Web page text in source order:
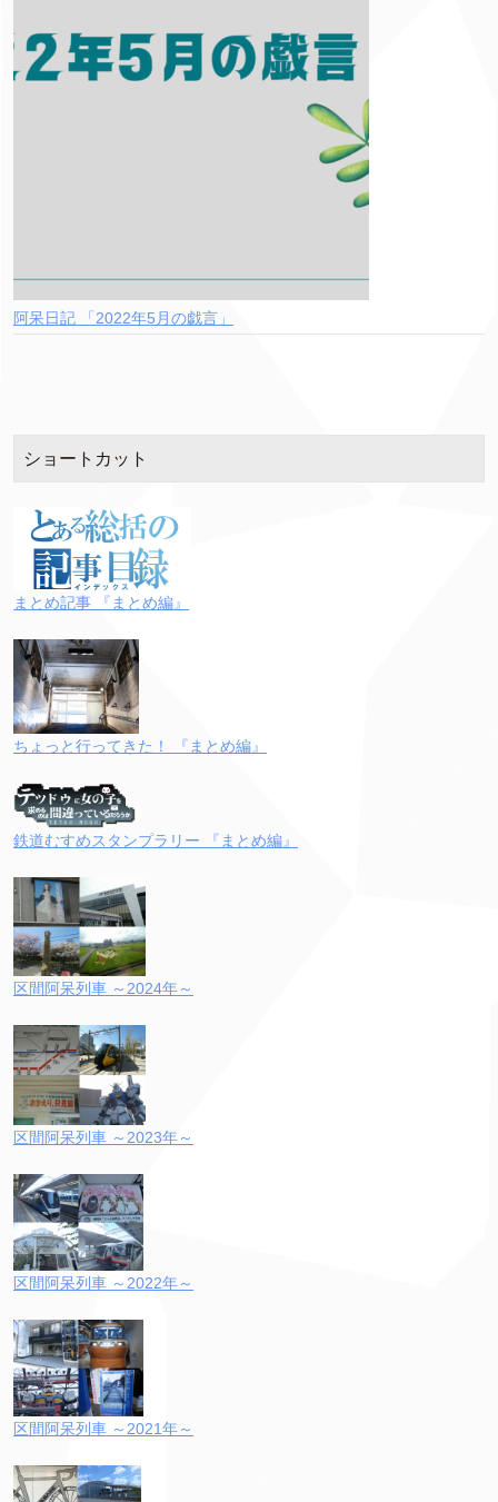
阿呆日記 「2022年5月の戯言」
ショートカット
まとめ記事 『まとめ編』
ちょっと行ってきた！ 『まとめ編』
鉄道むすめスタンプラリー 『まとめ編』
区間阿呆列車 ～2024年～
区間阿呆列車 ～2023年～
区間阿呆列車 ～2022年～
区間阿呆列車 ～2021年～